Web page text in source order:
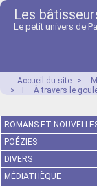
Les
Le petit univers de
Accueil du site >
>
I – À travers le
ROMANS ET
POÉZIES
DIVERS
MÉDIATHÈQUE